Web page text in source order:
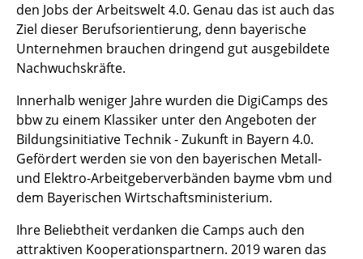
den Jobs der Arbeitswelt 4.0. Genau das ist auch das
Ziel dieser Berufsorientierung, denn bayerische
Unternehmen brauchen dringend gut ausgebildete
Nachwuchskräfte.
Innerhalb weniger Jahre wurden die DigiCamps des
bbw zu einem Klassiker unter den Angeboten der
Bildungsinitiative Technik - Zukunft in Bayern 4.0.
Gefördert werden sie von den bayerischen Metall-
und Elektro-Arbeitgeberverbänden bayme vbm und
dem Bayerischen Wirtschaftsministerium.
Ihre Beliebtheit verdanken die Camps auch den
attraktiven Kooperationspartnern. 2019 waren das